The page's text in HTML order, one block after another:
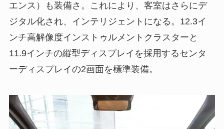
エンス）も装備さ。これにより、客室はさらにデ
ジタル化され、インテリジェントになる。12.3イ
ンチ高解像度インストゥルメントクラスターと
11.9インチの縦型ディスプレイを採用するセンタ
ーディスプレイの2画面を標準装備。